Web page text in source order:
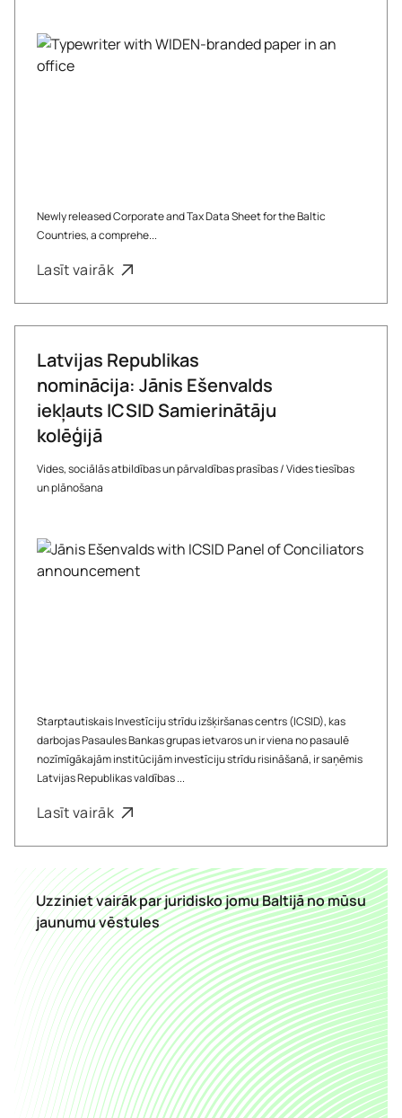
Newly released Corporate and Tax Data Sheet for the Baltic
Countries, a comprehe...
Lasīt vairāk
Latvijas Republikas
nominācija: Jānis Ešenvalds
iekļauts ICSID Samierinātāju
kolēģijā
Vides, sociālās atbildības un pārvaldības prasības/Vides tiesības
un plānošana
Starptautiskais Investīciju strīdu izšķiršanas centrs (ICSID), kas
darbojas Pasaules Bankas grupas ietvaros un ir viena no pasaulē
nozīmīgākajām institūcijām investīciju strīdu risināšanā, ir saņēmis
Latvijas Republikas valdības ...
Lasīt vairāk
Uzziniet vairāk par juridisko jomu Baltijā no mūsu
jaunumu vēstules